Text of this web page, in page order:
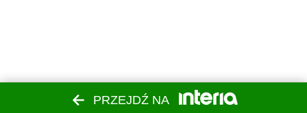
PRZEJDŹ NA